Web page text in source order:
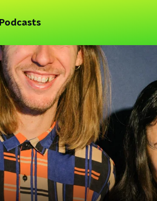
Podcasts